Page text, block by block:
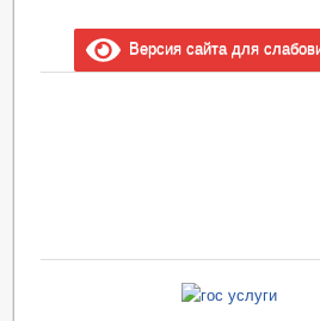
Версия сайта для